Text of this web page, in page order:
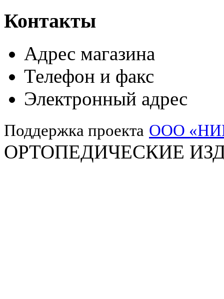
Контакты
Адрес магазина
Телефон и факс
Электронный адрес
Поддержка проекта ООО
ОРТОПЕДИЧЕСКИЕ